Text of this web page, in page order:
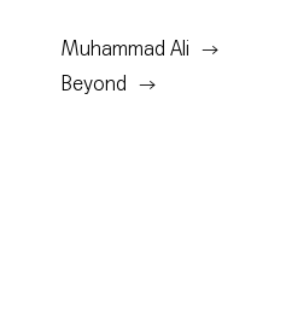
Muhammad Ali
Beyond